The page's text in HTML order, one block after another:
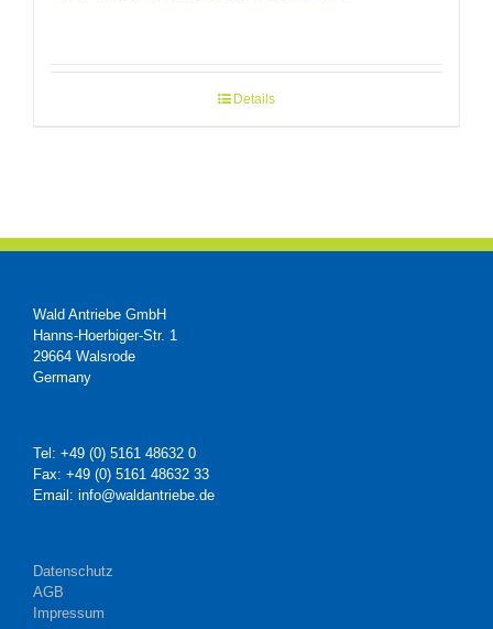
Details
Wald Antriebe GmbH
Hanns-Hoerbiger-Str. 1
29664 Walsrode
Germany
Tel: +49 (0) 5161 48632 0
Fax: +49 (0) 5161 48632 33
Email: info@waldantriebe.de
Datenschutz
AGB
Impressum